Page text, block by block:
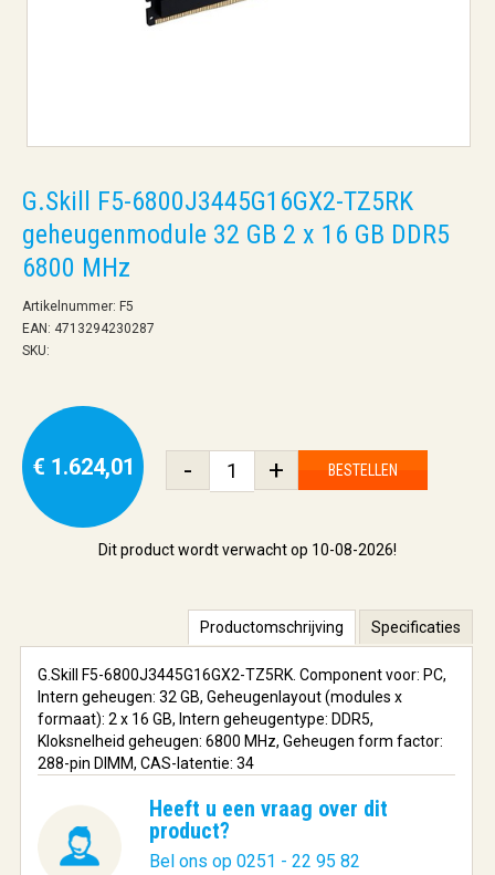
G.Skill F5-6800J3445G16GX2-TZ5RK
geheugenmodule 32 GB 2 x 16 GB DDR5
6800 MHz
Artikelnummer: F5
EAN: 4713294230287
SKU:
€ 1.624,01 - + BESTELLEN
Dit product wordt verwacht op 10-08-2026!
Productomschrijving Specificaties
G.Skill F5-6800J3445G16GX2-TZ5RK. Component voor: PC,
Intern geheugen: 32 GB, Geheugenlayout (modules x
formaat): 2 x 16 GB, Intern geheugentype: DDR5,
Kloksnelheid geheugen: 6800 MHz, Geheugen form factor:
288-pin DIMM, CAS-latentie: 34
Heeft u een vraag over dit
product?
Bel ons op 0251 - 22 95 82